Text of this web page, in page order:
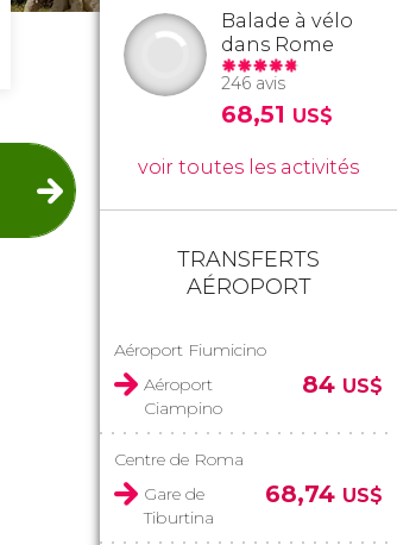
Balade à vélo
dans Rome
246 avis
68,51 US$
voir toutes les activités
TRANSFERTS
AÉROPORT
Aéroport Fiumicino
Aéroport
Ciampino
84 US$
Centre de Roma
Gare de
Tiburtina
68,74 US$